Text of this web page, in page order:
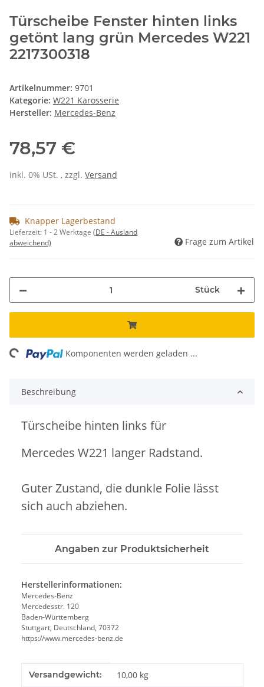
Türscheibe Fenster hinten links
getönt lang grün Mercedes W221
2217300318
Artikelnummer: 9701
Kategorie: W221 Karosserie
Hersteller: Mercedes-Benz
78,57 €
inkl. 0% USt. , zzgl. Versand
Knapper Lagerbestand
Lieferzeit: 1 - 2 Werktage (DE - Ausland
abweichend)
Frage zum Artikel
Stück
Komponenten werden geladen ...
Beschreibung
Türscheibe hinten links für
Mercedes W221 langer Radstand.
Guter Zustand, die dunkle Folie lässt
sich auch abziehen.
Angaben zur Produktsicherheit
Herstellerinformationen:
Mercedes-Benz
Mercedesstr. 120
Baden-Württemberg
Stuttgart, Deutschland, 70372
https://www.mercedes-benz.de
Produkteigenschaft
Wert
Versandgewicht: 10,00 kg